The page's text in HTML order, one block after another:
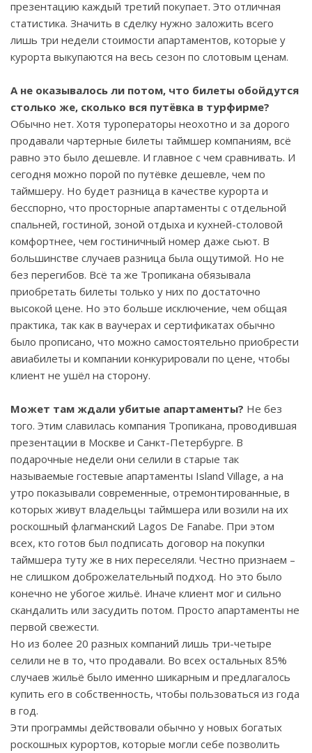
презентацию каждый третий покупает. Это отличная
статистика. Значить в сделку нужно заложить всего
лишь три недели стоимости апартаментов, которые у
курорта выкупаются на весь сезон по слотовым ценам.
А не оказывалось ли потом, что билеты обойдутся
столько же, сколько вся путёвка в турфирме?
Обычно нет. Хотя туроператоры неохотно и за дорого
продавали чартерные билеты таймшер компаниям, всё
равно это было дешевле. И главное с чем сравнивать. И
сегодня можно порой по путёвке дешевле, чем по
таймшеру. Но будет разница в качестве курорта и
бесспорно, что просторные апартаменты с отдельной
спальней, гостиной, зоной отдыха и кухней-столовой
комфортнее, чем гостиничный номер даже сьют. В
большинстве случаев разница была ощутимой. Но не
без перегибов. Всё та же Тропикана обязывала
приобретать билеты только у них по достаточно
высокой цене. Но это больше исключение, чем общая
практика, так как в ваучерах и сертификатах обычно
было прописано, что можно самостоятельно приобрести
авиабилеты и компании конкурировали по цене, чтобы
клиент не ушёл на сторону.
Может там ждали убитые апартаменты? Не без
того. Этим славилась компания Тропикана, проводившая
презентации в Москве и Санкт-Петербурге. В
подарочные недели они селили в старые так
называемые гостевые апартаменты Island Village, а на
утро показывали современные, отремонтированные, в
которых живут владельцы таймшера или возили на их
роскошный флагманский Lagos De Fanabe. При этом
всех, кто готов был подписать договор на покупки
таймшера туту же в них переселяли. Честно признаем –
не слишком доброжелательный подход. Но это было
конечно не убогое жильё. Иначе клиент мог и сильно
скандалить или засудить потом. Просто апартаменты не
первой свежести.
Но из более 20 разных компаний лишь три-четыре
селили не в то, что продавали. Во всех остальных 85%
случаев жильё было именно шикарным и предлагалось
купить его в собственность, чтобы пользоваться из года
в год.
Эти программы действовали обычно у новых богатых
роскошных курортов, которые могли себе позволить